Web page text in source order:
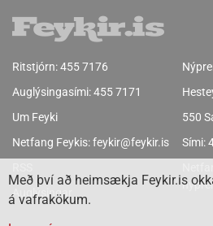
Ritstjórn:455 7176
Auglýsingasími:455 7171
Um Feyki
Netfang Feykis:feykir@feykir.is
Auglýsingar
550
Sími:
Með því að heimsækja Feykir.is
á vafrakökum.